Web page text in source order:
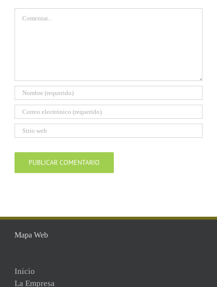
Comentar
Mapa Web
Inicio
La Empresa